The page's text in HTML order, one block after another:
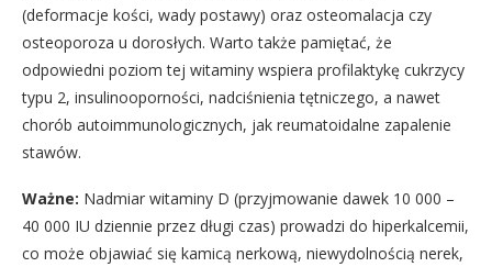
(deformacje kości, wady postawy) oraz osteomalacja czy
osteoporoza u dorosłych. Warto także pamiętać, że
odpowiedni poziom tej witaminy wspiera profilaktykę cukrzycy
typu 2, insulinooporności, nadciśnienia tętniczego, a nawet
chorób autoimmunologicznych, jak reumatoidalne zapalenie
stawów.
Ważne: Nadmiar witaminy D (przyjmowanie dawek 10 000 –
40 000 IU dziennie przez długi czas) prowadzi do hiperkalcemii,
co może objawiać się kamicą nerkową, niewydolnością nerek,